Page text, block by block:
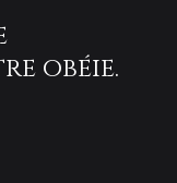
obéie.